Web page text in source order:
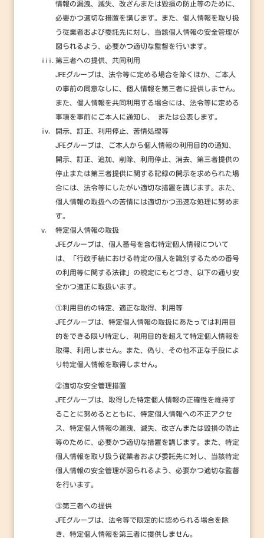
情報の漏洩、滅失、改ざんまたは毀損の防止等のために、
必要かつ適切な措置を講じます。また、個人情報を取り扱
う従業者および委託先に対し、当該個人情報の安全管理が
図られるよう、必要かつ適切な監督を行います。
iii. 第三者への提供、共同利用
JFEグループは、法令等に定める場合を除くほか、ご本人
の事前の同意なしに、個人情報を第三者に提供しません。
また、個人情報を共同利用する場合には、法令等に定める
事項を事前にご本人に通知し、 または公表します。
iv.
開示、訂正、利用停止、苦情処理等
JFEグループは、ご本人から個人情報の利用目的の通知、
開示、訂正、追加、削除、利用停止、消去、第三者提供の
停止または第三者提供に関する記録の開示を求められた場
合には、法令等にしたがい適切な措置を講じます。また、
個人情報の取扱への苦情には適切かつ迅速な処理に努めま
す。
v.
特定個人情報の取扱
JFEグループは、個人番号を含む特定個人情報について
は、「行政手続における特定の個人を識別するための番号
の利用等に関する法律」の規定にもとづき、以下の通り安
全かつ適正に取扱います。
①利用目的の特定、適正な取得、利用等
JFEグループは、特定個人情報の取扱にあたっては利用目
的をできる限り特定し、利用目的を超えて特定個人情報を
取得、利用しません。また、偽り、その他不正な手段によ
り特定個人情報を取得しません。
②適切な安全管理措置
JFEグループは、取得した特定個人情報の正確性を維持す
ることに努めるとともに、特定個人情報への不正アクセ
ス、特定個人情報の漏洩、滅失、改ざんまたは毀損の防止
等のために、必要かつ適切な措置を講じます。また、特定
個人情報を取り扱う従業者および委託先に対し、当該特定
個人情報の安全管理が図られるよう、必要かつ適切な監督
を行います。
③第三者への提供
JFEグループは、法令等で限定的に認められる場合を除
き、特定個人情報を第三者に提供しません。